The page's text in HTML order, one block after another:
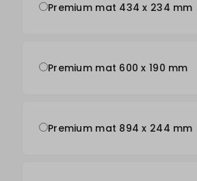
Premium mat 434 x 234 mm
Premium mat 600 x 190 mm
Premium mat 894 x 244 mm